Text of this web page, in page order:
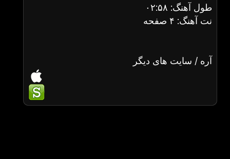
طول آهنگ: ۰۲:۵۸
نت آهنگ: ۴ صفحه
آره / سایت های دیگر